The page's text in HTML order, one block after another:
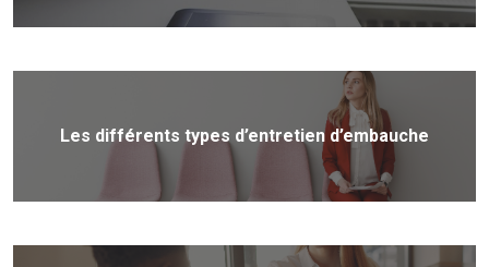
Les différents types d’entretien d’embauche